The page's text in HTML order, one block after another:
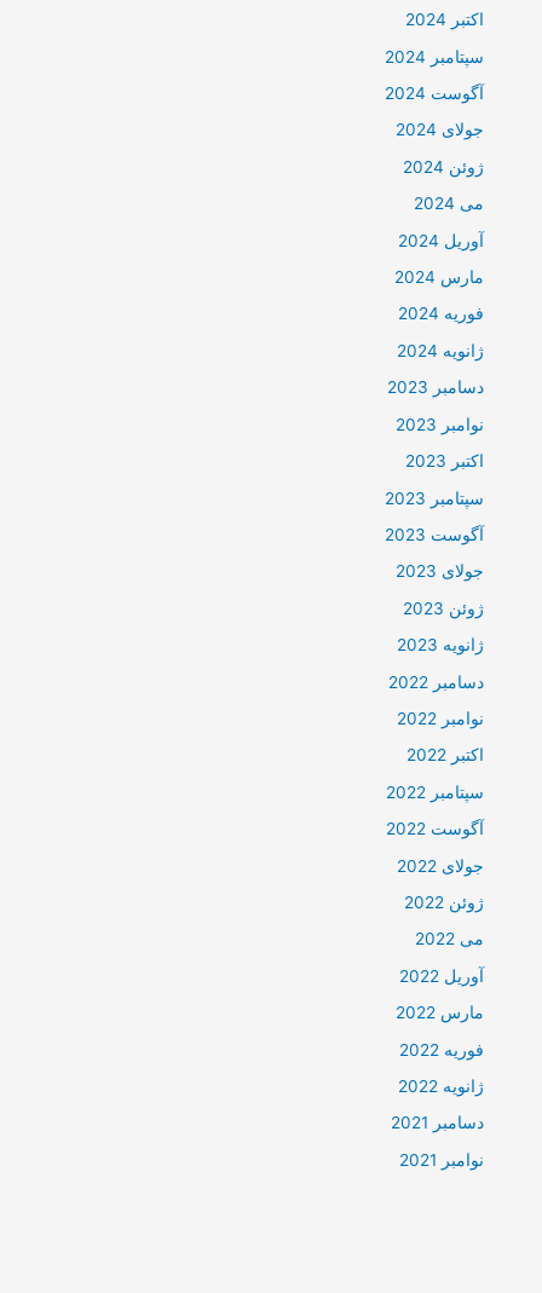
اکتبر 2024
سپتامبر 2024
آگوست 2024
جولای 2024
ژوئن 2024
می 2024
آوریل 2024
مارس 2024
فوریه 2024
ژانویه 2024
دسامبر 2023
نوامبر 2023
اکتبر 2023
سپتامبر 2023
آگوست 2023
جولای 2023
ژوئن 2023
ژانویه 2023
دسامبر 2022
نوامبر 2022
اکتبر 2022
سپتامبر 2022
آگوست 2022
جولای 2022
ژوئن 2022
می 2022
آوریل 2022
مارس 2022
فوریه 2022
ژانویه 2022
دسامبر 2021
نوامبر 2021